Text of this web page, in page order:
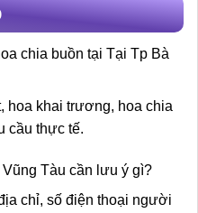
chia buồn tại Tại Tp Bà
hoa khai trương, hoa chia
cầu thực tế.
Tàu cần lưu ý gì?
chỉ, số điện thoại người